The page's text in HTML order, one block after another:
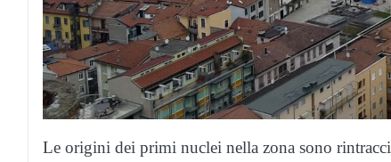
Le origini dei primi nuclei nella zona sono